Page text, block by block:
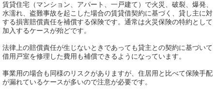
賃貸住宅（マンション、アパート、一戸建て）で火災、破裂、爆発、
水濡れ、盗難事故を起こした場合の賃貸借契約に基づく、貸し主に対
する損害賠償責任を補償する保険です。通常は火災保険の特約として
加入するケースが殆どです。
法律上の賠償責任が生じないときであっても貸主との契約に基づいて
借用戸室を修理した費用も補償できるようになっています。
事業用の場合も同様のリスクがありますが、住居用と比べて保険手配
が漏れているケースが多いので注意が必要です。